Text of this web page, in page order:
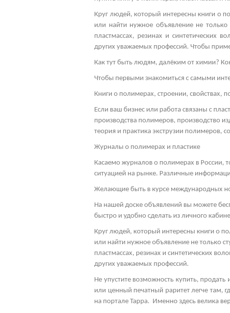
Круг людей, который интересны книги о
или найти нужное объявление не только
пластмассах, резинах и синтетических
других уважаемых профессий. Чтобы
Как тут быть людям, далёким от химии?
Чтобы первыми знакомиться с самыми
Книги о полимерах, строении, свойствах,
Если ваш бизнес или работа связаны с
производства полимеров, производство
теория и практика экструзии полимеров,
Журналы о полимерах и пластике
Касаемо журналов о полимерах в России,
ситуацией на рынке. Различные
Желающие быть в курсе международных
На нашей доске объявлений вы можете
быстро и удобно сделать из личного
Круг людей, который интересны книги о
или найти нужное объявление не только
пластмассах, резинах и синтетических
других уважаемых профессий.
Не упустите возможность купить,
или ценный печатный раритет легче там,
на портале Тарра. Именно здесь велика